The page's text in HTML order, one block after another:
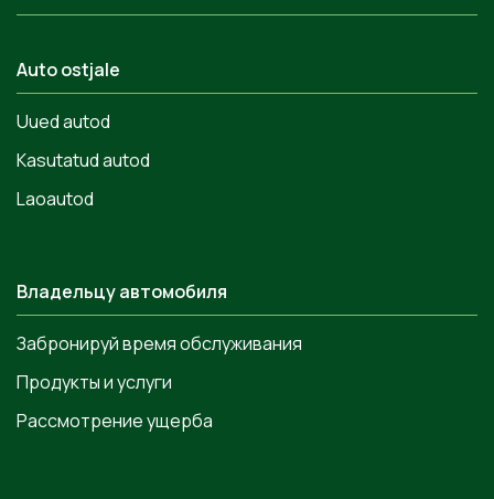
Auto ostjale
Uued autod
Kasutatud autod
Laoautod
Владельцу автомобиля
Забронируй время обслуживания
Продукты и услуги
Рассмотрение ущерба